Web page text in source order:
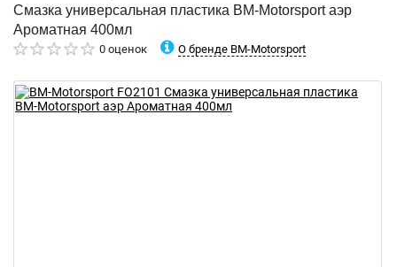
Смазка универсальная пластика BM-Motorsport аэр
Ароматная 400мл
0 оценок О бренде BM-Motorsport